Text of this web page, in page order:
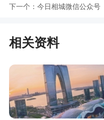
下一个： 今日相城微信公众号
相关资料